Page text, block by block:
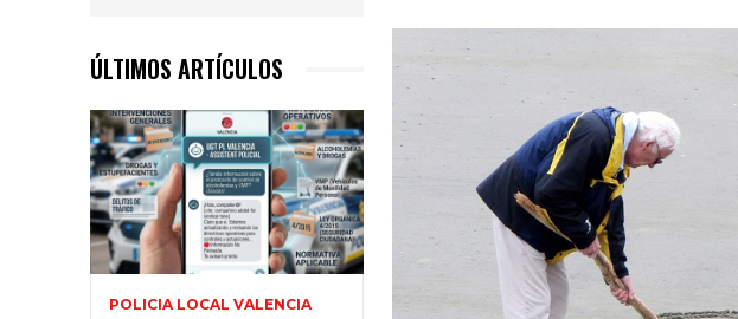
ÚLTIMOS ARTÍCULOS
POLICIA LOCAL VALENCIA